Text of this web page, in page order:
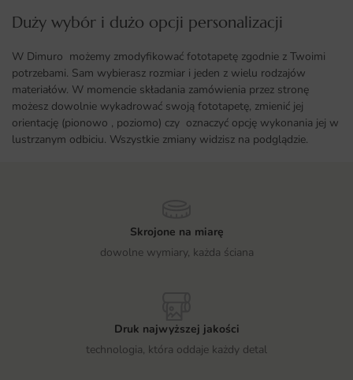
Duży wybór i dużo opcji personalizacji ​
W Dimuro możemy zmodyfikować fototapetę zgodnie z Twoimi
potrzebami. Sam wybierasz rozmiar i jeden z wielu rodzajów
materiałów. W momencie składania zamówienia przez stronę
możesz dowolnie wykadrować swoją fototapetę, zmienić jej
orientację (pionowo , poziomo) czy oznaczyć opcję wykonania jej w
lustrzanym odbiciu. Wszystkie zmiany widzisz na podglądzie.
Skrojone na miarę
dowolne wymiary, każda ściana
Druk najwyższej jakości
technologia, która oddaje każdy detal